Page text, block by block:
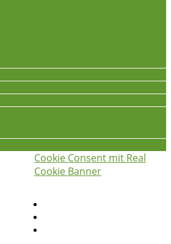
Cookie Consent mit Real
Cookie Banner